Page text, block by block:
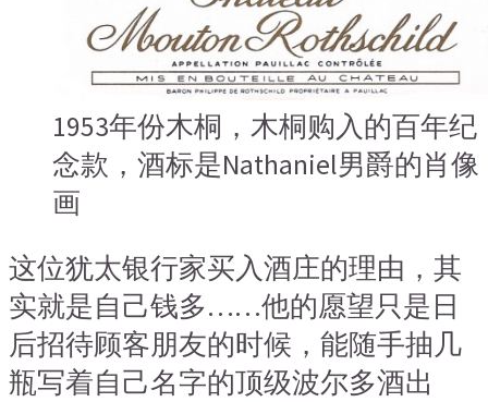
1953年份木桐，木桐购入的百年纪
念款，酒标是Nathaniel男爵的肖像
画
这位犹太银行家买入酒庄的理由，其
实就是自己钱多……他的愿望只是日
后招待顾客朋友的时候，能随手抽几
瓶写着自己名字的顶级波尔多酒出